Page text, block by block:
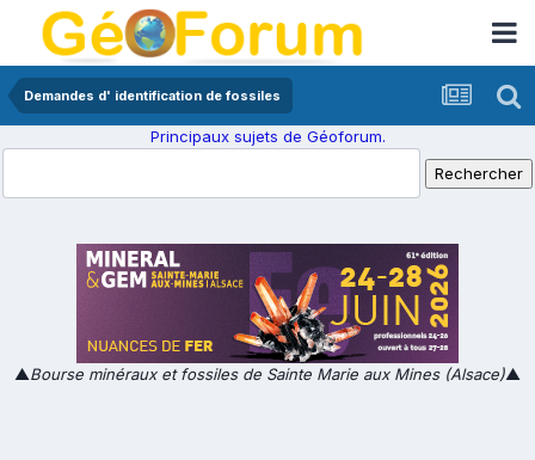
Demandes d' identification de fossiles
Principaux sujets de Géoforum.
▲Bourse minéraux et fossiles de Sainte Marie aux Mines (Alsace)▲